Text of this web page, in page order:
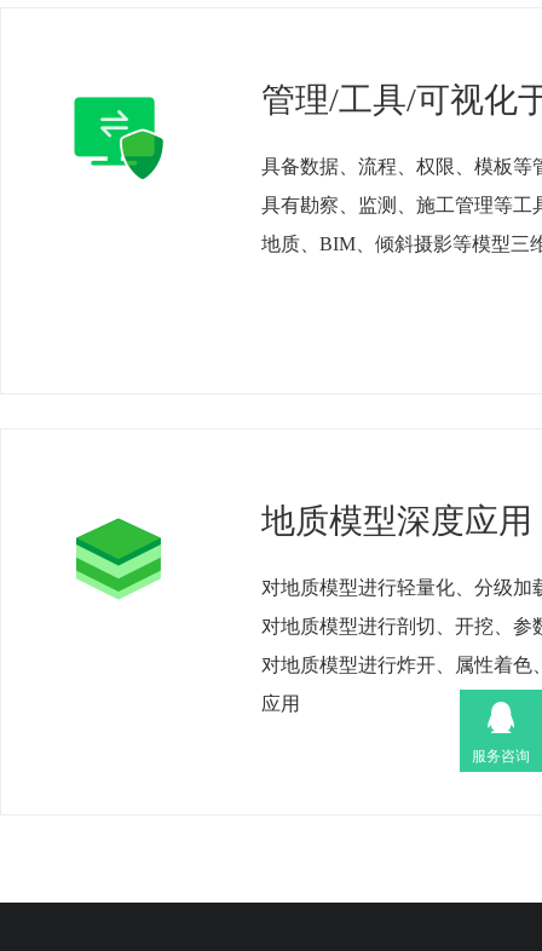
管理/工具/可视化
具备数据、流程、权限、模板等
具有勘察、监测、施工管理等工
地质、BIM、倾斜摄影等模型三
地质模型深度应用
对地质模型进行轻量化、分级
对地质模型进行剖切、开挖、
对地质模型进行炸开、属性着
应用
服务咨询